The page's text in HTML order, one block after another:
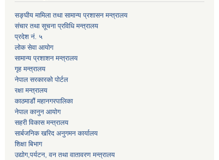
सङ्घीय मामिला तथा सामान्य प्रशासन मन्त्रालय
संचार तथा सूचना प्रविधि मन्त्रालय
प्रदेश नं. ५
लोक सेवा आयोग
सामान्य प्रशाशन मन्त्रालय
गृह मन्त्रालय
नेपाल सरकारको पोर्टल
रक्षा मन्त्रालय
काठमाडौं महानगरपालिका
नेपाल कानुन आयोग
सहरी विकास मन्त्रालय
सार्बजनिक खरिद अनुगमन कार्यालय
शिक्षा बिभाग
उद्योग,पर्यटन, वन तथा वातावरण मन्त्रालय